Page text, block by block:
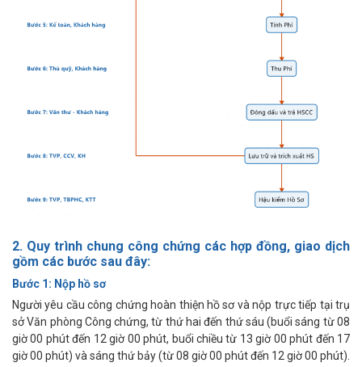
2. Quy trình chung công chứng các hợp đồng, giao dịch
gồm các bước sau đây:
Bước 1: Nộp hồ sơ
Người yêu cầu công chứng hoàn thiện hồ sơ và nộp trực tiếp tại trụ
sở Văn phòng Công chứng, từ thứ hai đến thứ sáu (buổi sáng từ 08
giờ 00 phút đến 12 giờ 00 phút, buổi chiều từ 13 giờ 00 phút đến 17
giờ 00 phút) và sáng thứ bảy (từ 08 giờ 00 phút đến 12 giờ 00 phút).